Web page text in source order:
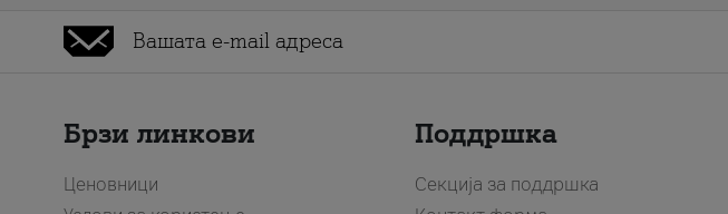
Брзи линкови
Ценовници
Поддршка
Секција за поддршка